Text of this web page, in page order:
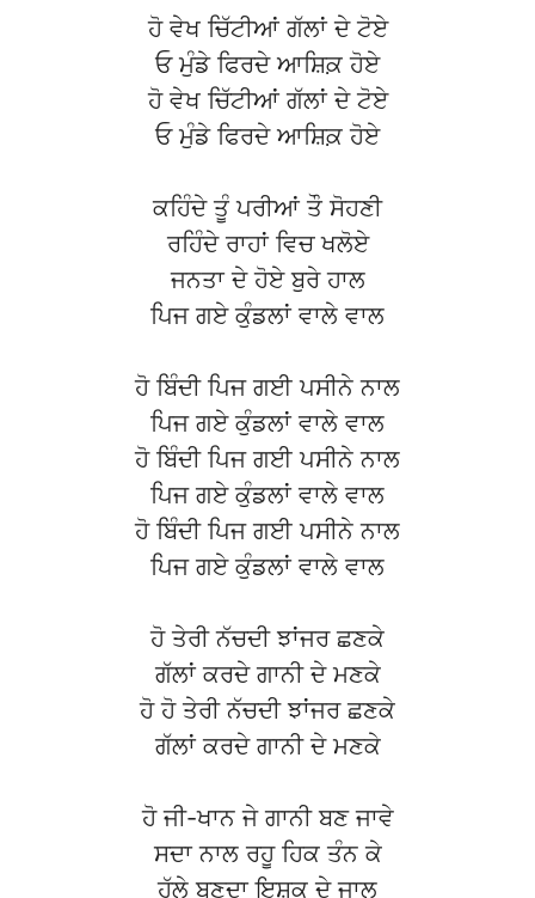
ਹੋ ਵੇਖ ਚਿੱਟੀਆਂ ਗੱਲਾਂ ਦੇ ਟੋਏ
ਓ ਮੁੰਡੇ ਫਿਰਦੇ ਆਸ਼ਿਕ਼ ਹੋਏ
ਹੋ ਵੇਖ ਚਿੱਟੀਆਂ ਗੱਲਾਂ ਦੇ ਟੋਏ
ਓ ਮੁੰਡੇ ਫਿਰਦੇ ਆਸ਼ਿਕ਼ ਹੋਏ
ਕਹਿੰਦੇ ਤੂੰ ਪਰੀਆਂ ਤੌ ਸੋਹਣੀ
ਰਹਿੰਦੇ ਰਾਹਾਂ ਵਿਚ ਖਲੋਏ
ਜਨਤਾ ਦੇ ਹੋਏ ਬੁਰੇ ਹਾਲ
ਪਿਜ ਗਏ ਕੁੰਡਲਾਂ ਵਾਲੇ ਵਾਲ
ਹੋ ਬਿੰਦੀ ਪਿਜ ਗਈ ਪਸੀਨੇ ਨਾਲ
ਪਿਜ ਗਏ ਕੁੰਡਲਾਂ ਵਾਲੇ ਵਾਲ
ਹੋ ਬਿੰਦੀ ਪਿਜ ਗਈ ਪਸੀਨੇ ਨਾਲ
ਪਿਜ ਗਏ ਕੁੰਡਲਾਂ ਵਾਲੇ ਵਾਲ
ਹੋ ਬਿੰਦੀ ਪਿਜ ਗਈ ਪਸੀਨੇ ਨਾਲ
ਪਿਜ ਗਏ ਕੁੰਡਲਾਂ ਵਾਲੇ ਵਾਲ
ਹੋ ਤੇਰੀ ਨੱਚਦੀ ਝਾਂਜਰ ਛਣਕੇ
ਗੱਲਾਂ ਕਰਦੇ ਗਾਨੀ ਦੇ ਮਣਕੇ
ਹੋ ਹੋ ਤੇਰੀ ਨੱਚਦੀ ਝਾਂਜਰ ਛਣਕੇ
ਗੱਲਾਂ ਕਰਦੇ ਗਾਨੀ ਦੇ ਮਣਕੇ
ਹੋ ਜੀ-ਖਾਨ ਜੇ ਗਾਨੀ ਬਣ ਜਾਵੇ
ਸਦਾ ਨਾਲ ਰਹੂ ਹਿਕ ਤੰਨ ਕੇ
ਹੱਲੇ ਬੁਣਦਾ ਇਸ਼ਕ ਦੇ ਜਾਲ